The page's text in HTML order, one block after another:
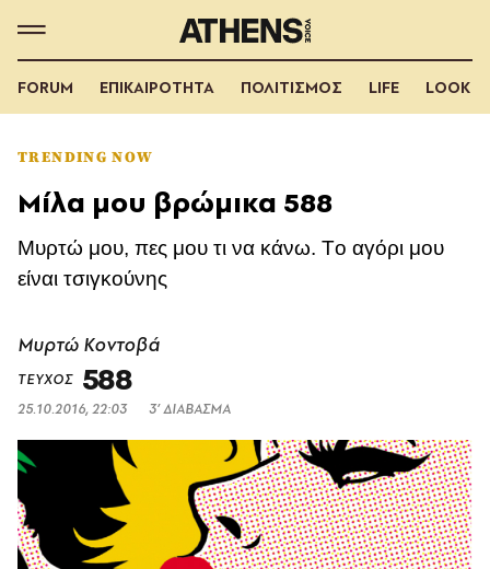
FORUM ΕΠΙΚΑΙΡΟΤΗΤΑ ΠΟΛΙΤΙΣΜΟΣ LIFE LOOK
TRENDING NOW
Μίλα μου βρώμικα 588
Μυρτώ μου, πες μου τι να κάνω. Tο αγόρι μου
είναι τσιγκούνης
Μυρτώ Κοντοβά
ΤΕΥΧΟΣ 588
25.10.2016, 22:03 3’ ΔΙΑΒΑΣΜΑ